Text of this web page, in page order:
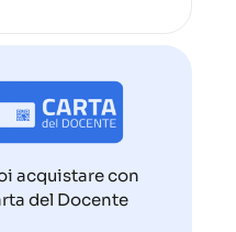
acquistare con
del Docente